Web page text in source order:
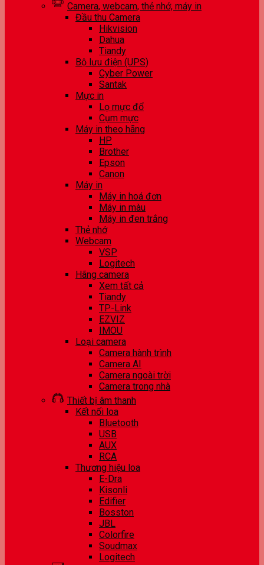
Camera, webcam, thẻ nhớ, máy in
Đầu thu Camera
Hikvision
Dahua
Tiandy
Bộ lưu điện (UPS)
Cyber Power
Santak
Mực in
Lọ mực đổ
Cụm mực
Máy in theo hãng
HP
Brother
Epson
Canon
Máy in
Máy in hoá đơn
Máy in màu
Máy in đen trắng
Thẻ nhớ
Webcam
VSP
Logitech
Hãng camera
Xem tất cả
Tiandy
TP-Link
EZVIZ
IMOU
Loại camera
Camera hành trình
Camera AI
Camera ngoài trời
Camera trong nhà
Thiết bị âm thanh
Kết nối loa
Bluetooth
USB
AUX
RCA
Thương hiệu loa
E-Dra
Kisonli
Edifier
Bosston
JBL
Colorfire
Soudmax
Logitech